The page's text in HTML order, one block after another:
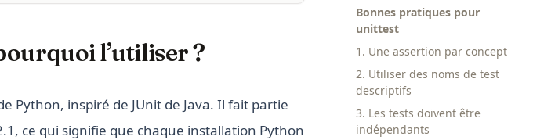
Bonnes pratiques pour
unittest
1. Une assertion par concept
2. Utiliser des noms de test
descriptifs
3. Les tests doivent être
indépendants
l’utiliser ?
Python, inspiré de JUnit de Java. Il fait partie
ce qui signifie que chaque installation Python